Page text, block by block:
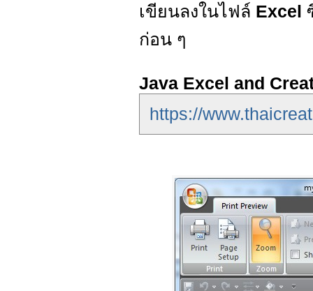
เขียนลงในไฟล์ Excel
ก่อน ๆ
Java Excel and
https://